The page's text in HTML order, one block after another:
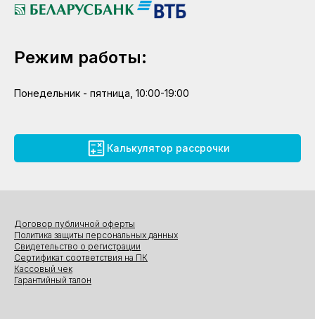
Режим работы:
Понедельник - пятница, 10:00-19:00
Калькулятор рассрочки
Договор публичной оферты
Политика защиты персональных данных
Свидетельство о регистрации
Сертификат соответствия на ПК
Кассовый чек
Гарантийный талон